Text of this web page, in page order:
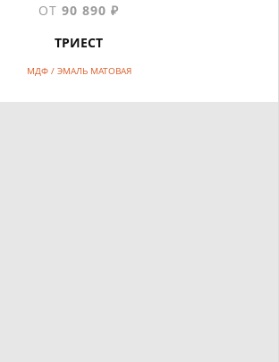
ОТ 90 890 ₽
ТРИЕСТ
МДФ / ЭМАЛЬ МАТОВАЯ